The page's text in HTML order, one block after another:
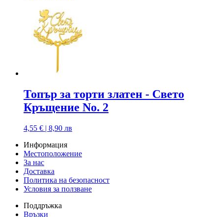
Топър за торти златен - Свето
Кръщение No. 2
4,55 € | 8,90 лв
Информация
Местоположение
За нас
Доставка
Политика на безопасност
Условия за ползване
Поддръжка
Връзки